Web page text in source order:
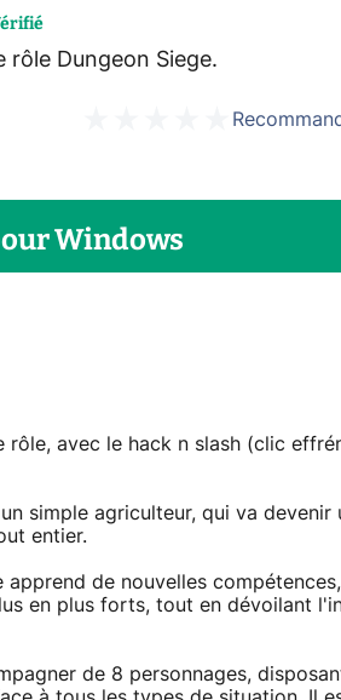
rôle Dungeon Siege.
Windows
rôle, avec le hack n slash (clic
simple agriculteur, qui va devenir
entier.
de nouvelles
en plus forts, tout en dévoilant
de 8 personnages,